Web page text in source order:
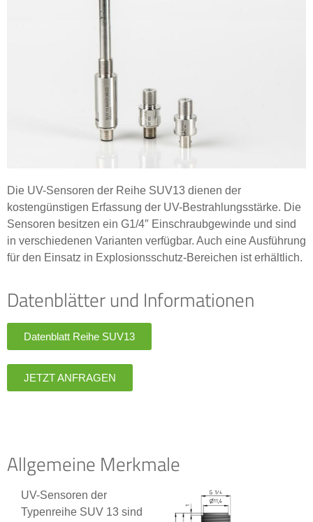
Die UV-Sensoren der Reihe SUV13 dienen der
kostengünstigen Erfassung der UV-Bestrahlungsstärke. Die
Sensoren besitzen ein G1/4″ Einschraubgewinde und sind
in verschiedenen Varianten verfügbar. Auch eine Ausführung
für den Einsatz in Explosionsschutz-Bereichen ist erhältlich.
Datenblätter und Informationen
Datenblatt Reihe SUV13
JETZT ANFRAGEN
Allgemeine Merkmale
UV-Sensoren der
Typenreihe SUV 13 sind